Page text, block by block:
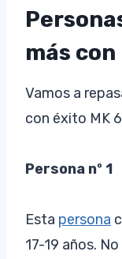
más con
Vamos a
con éxito MK
Persona nº 1
Esta persona
17-19 años.